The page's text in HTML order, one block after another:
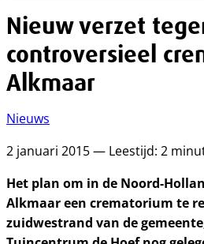
Nieuw verzet
controversieel
Alkmaar
Nieuws
2 januari 2015 — Leestijd: 2
Het plan om in de Noord-
Alkmaar een crematorium te
zuidwestrand van de